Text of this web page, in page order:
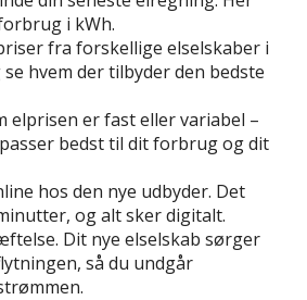
i kWh.
fra forskellige elselskaber i
hvem der tilbyder den bedste
elprisen er fast eller variabel –
bedst til dit forbrug og dit
hos den nye udbyder. Det
og alt sker digitalt.
Dit nye elselskab sørger
så du undgår